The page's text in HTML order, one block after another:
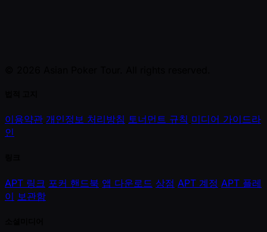
이용약관 개인정보 처리방침 토너먼트 규칙 미디어 가이드라
인
APT 링크 포커 핸드북 앱 다운로드 상점 APT 계정 APT 플레
이 보관함